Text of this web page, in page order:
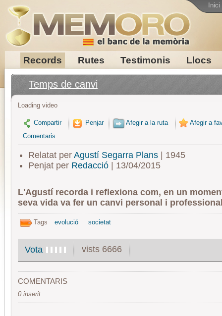
Records Rutes Testimonis Llocs
Inici
Temps de canvi
Loading video
Compartir Penjar Afegir a la ruta
Afegir a
Comentaris
Relatat per Agustí Segarra Plans| 1945
Penjat per Redacció| 13/04/2015
L'Agustí recorda i reflexiona com, en un
seva vida va fer un canvi personal i
Tags evolució societat
Vota vists 6666
COMENTARIS
0 inserit